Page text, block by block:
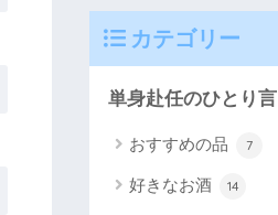
カテゴリー
単身赴任のひとり言
おすすめの品 7
好きなお酒 14